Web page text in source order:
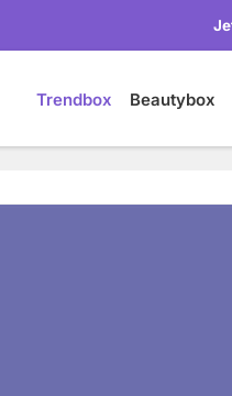
Trendbox Beautybox